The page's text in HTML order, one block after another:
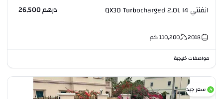
انفنتي QX30 Turbocharged 2.0L I4 درهم 26,500
2018
110,200كم
مواصفات خليجية
سعر جيد